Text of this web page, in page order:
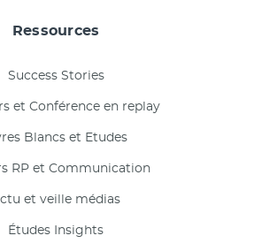
Ressources
Success Stories
et Conférence en replay
Blancs et Etudes
RP et Communication
et veille médias
Études Insights